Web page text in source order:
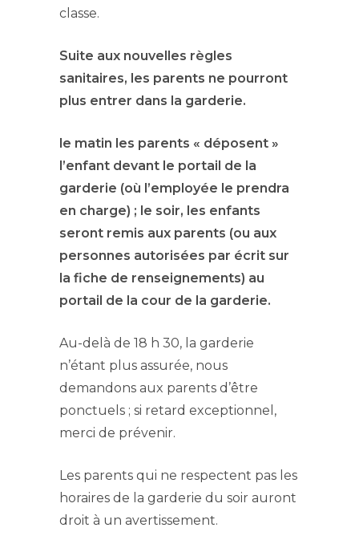
classe.
Suite aux nouvelles règles
sanitaires, les parents ne pourront
plus entrer dans la garderie.
le matin les parents « déposent »
l’enfant devant le portail de la
garderie (où l’employée le prendra
en charge) ; le soir, les enfants
seront remis aux parents (ou aux
personnes autorisées par écrit sur
la fiche de renseignements) au
portail de la cour de la garderie.
Au-delà de 18 h 30, la garderie
n’étant plus assurée, nous
demandons aux parents d’être
ponctuels ; si retard exceptionnel,
merci de prévenir.
Les parents qui ne respectent pas les
horaires de la garderie du soir auront
droit à un avertissement.